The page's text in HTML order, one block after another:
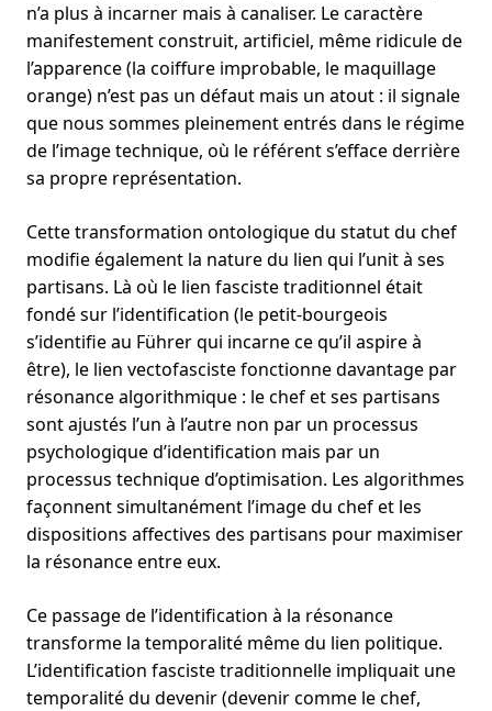
n’a plus à incarner mais à canaliser. Le caractère
manifestement construit, artificiel, même ridicule de
l’apparence (la coiffure improbable, le maquillage
orange) n’est pas un défaut mais un atout : il signale
que nous sommes pleinement entrés dans le régime
de l’image technique, où le référent s’efface derrière
sa propre représentation.
Cette transformation ontologique du statut du chef
modifie également la nature du lien qui l’unit à ses
partisans. Là où le lien fasciste traditionnel était
fondé sur l’identification (le petit-bourgeois
s’identifie au Führer qui incarne ce qu’il aspire à
être), le lien vectofasciste fonctionne davantage par
résonance algorithmique : le chef et ses partisans
sont ajustés l’un à l’autre non par un processus
psychologique d’identification mais par un
processus technique d’optimisation. Les algorithmes
façonnent simultanément l’image du chef et les
dispositions affectives des partisans pour maximiser
la résonance entre eux.
Ce passage de l’identification à la résonance
transforme la temporalité même du lien politique.
L’identification fasciste traditionnelle impliquait une
temporalité du devenir (devenir comme le chef,